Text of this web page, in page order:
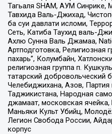
Тагьаля SHAM, АУМ
Тавхида Валь-Джихад,
ба суи давлати исломи,
Сеть, Катиба Таухид валь-
Ахлю Сунна Валь Джамаа,
Артподготовка, Религиозная
пахарь”, Колумбайн,
религиозная группа п.
татарский добровольческий
Челебиджихана, Азов,
Таджикистана, Народная
джамаат, московская
Маньяки Культ Убийц,
Легион Свобода России,
корпус